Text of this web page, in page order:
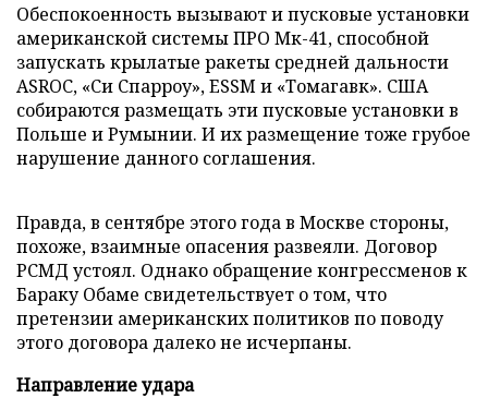
Обеспокоенность вызывают и пусковые установки
американской системы ПРО Мк-41, способной
запускать крылатые ракеты средней дальности
ASROC, «Си Спарроу», ESSM и «Томагавк». США
собираются размещать эти пусковые установки в
Польше и Румынии. И их размещение тоже грубое
нарушение данного соглашения.
Правда, в сентябре этого года в Москве стороны,
похоже, взаимные опасения развеяли. Договор
РСМД устоял. Однако обращение конгрессменов к
Бараку Обаме свидетельствует о том, что
претензии американских политиков по поводу
этого договора далеко не исчерпаны.
Направление удара